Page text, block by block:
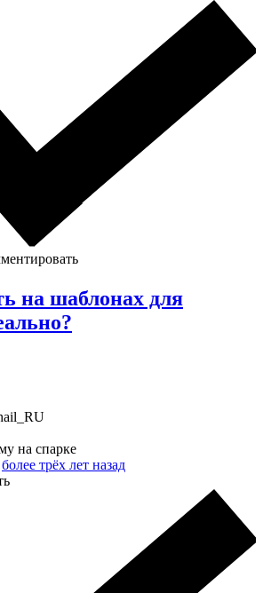
на шаблонах для
на спарке
более трёх лет назад